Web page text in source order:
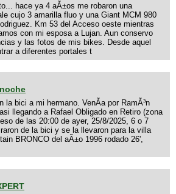
hace ya 4 aÃ±os me robaron una
cujo 3 amarilla fluo y una Giant MCM 980
Km 53 del Acceso oeste mientras
con mi esposa a Lujan. Aun conservo
y las fotos de mis bikes. Desde aquel
a diferentes portales t
la bici a mi hermano. VenÃ­a por RamÃ³n
llegando a Rafael Obligado en Retiro (zona
de las 20:00 de ayer, 25/8/2025, 6 o 7
de la bici y se la llevaron para la villa
BRONCO del aÃ±o 1996 rodado 26',